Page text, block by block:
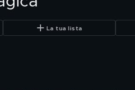
La tua lista